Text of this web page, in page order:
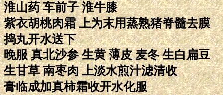
淮山药 车前子 淮牛膝
紫衣胡桃肉霜 上为末用蒸熟猪脊髓去膜
捣丸开水送下
晚服 真北沙参 生黄 薄皮 麦冬 生白扁豆
生甘草 南枣肉 上淡水煎汁滤清收
膏临成加真柿霜收开水化服